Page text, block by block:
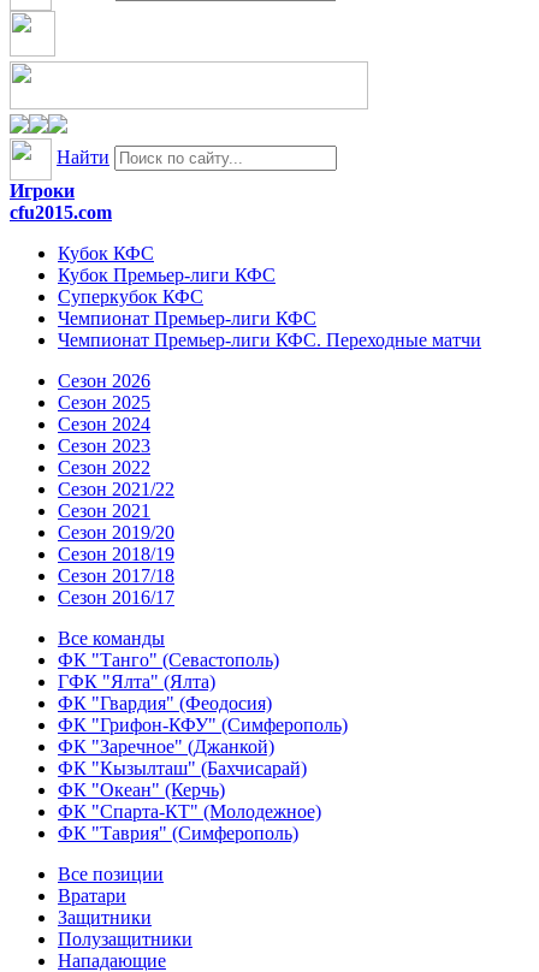
Найти
Игроки
cfu2015.com
Кубок КФС
Кубок Премьер-лиги КФС
Суперкубок КФС
Чемпионат Премьер-лиги КФС
Чемпионат Премьер-лиги КФС. Переходные матчи
Сезон 2026
Сезон 2025
Сезон 2024
Сезон 2023
Сезон 2022
Сезон 2021/22
Сезон 2021
Сезон 2019/20
Сезон 2018/19
Сезон 2017/18
Сезон 2016/17
Все команды
ФК "Танго" (Севастополь)
ГФК "Ялта" (Ялта)
ФК "Гвардия" (Феодосия)
ФК "Грифон-КФУ" (Симферополь)
ФК "Заречное" (Джанкой)
ФК "Кызылташ" (Бахчисарай)
ФК "Океан" (Керчь)
ФК "Спарта-КТ" (Молодежное)
ФК "Таврия" (Симферополь)
Все позиции
Вратари
Защитники
Полузащитники
Нападающие